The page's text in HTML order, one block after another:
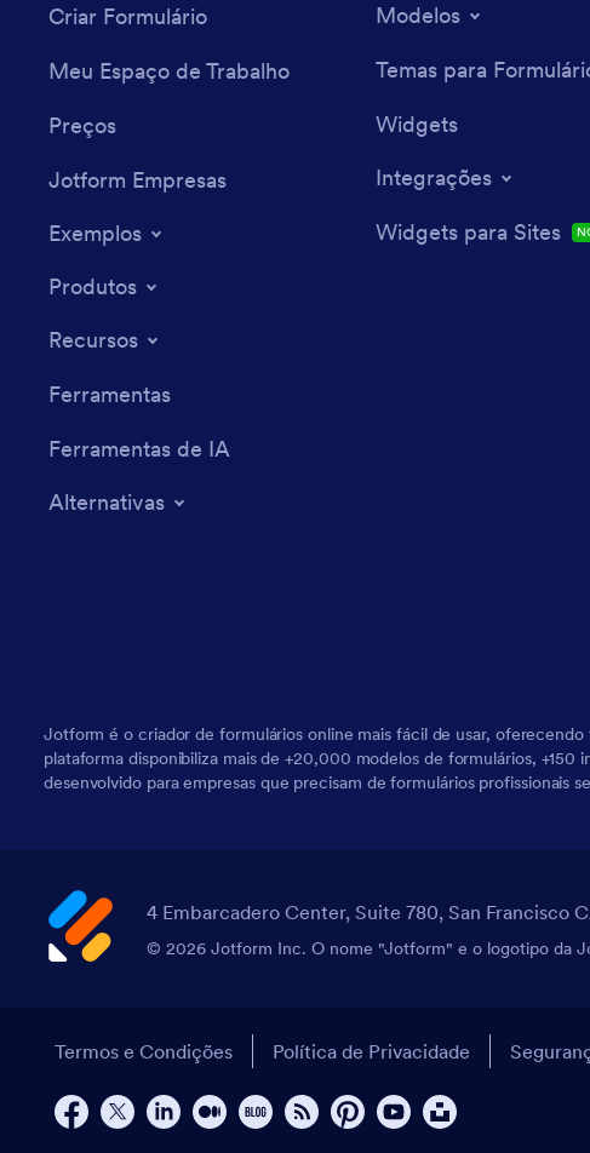
Criar Formulário
Meu Espaço de Trabalho
Preços
Jotform Empresas
Exemplos
Produtos
Recursos
Ferramentas
Ferramentas de IA
Alternativas
Modelos
Temas para
Widgets
Integrações
Widgets para Sites
Jotform é o criador de formulários online mais fácil de usar,
plataforma disponibiliza mais de +20,000 modelos de formulários,
desenvolvido para empresas que precisam de formulários profissionais
4 Embarcadero Center, Suite 780, San Francisco
© 2026 Jotform Inc. O nome "Jotform" e o logotipo da
Termos e Condições Política de Privacidade